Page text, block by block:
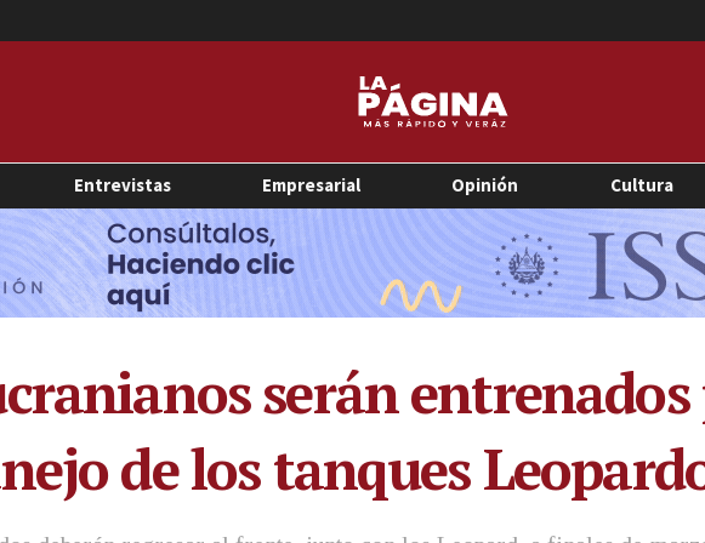
Entrevistas Empresarial Opinión Cultura
serán
de los tanques